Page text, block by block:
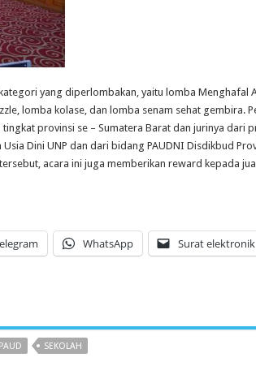
yang diperlombakan, yaitu lomba Menghafal
lomba kolase, dan lomba senam sehat gembira.
provinsi se – Sumatera Barat dan jurinya dari
Dini UNP dan dari bidang PAUDNI Disdikbud
acara ini juga memberikan reward kepada
WhatsApp Surat elektronik
PAUD SEKOLAH